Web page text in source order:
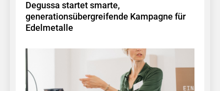
Degussa startet smarte,
generationsübergreifende Kampagne für
Edelmetalle